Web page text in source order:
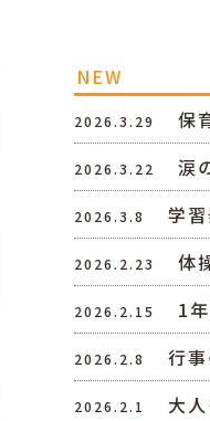
NEW
2026.3.29 保
2026.3.22 涙
2026.3.8 学
2026.2.23 体
2026.2.15 1
2026.2.8 行
2026.2.1 大